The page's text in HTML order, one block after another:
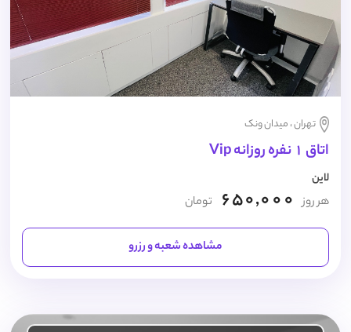
تهران ، میدان ونک
اتاق 1 نفره روزانه Vip
لاین
هر روز 650,000 تومان
مشاهده شعبه و رزرو